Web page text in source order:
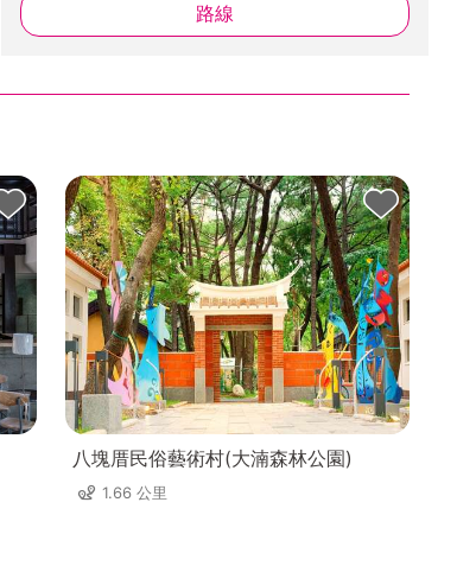
路線
八塊厝民俗藝術村(大湳森林公園)
1.66 公里